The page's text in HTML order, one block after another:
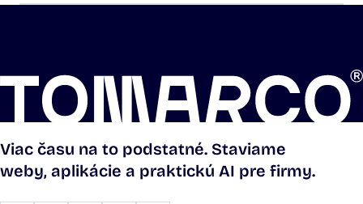
Viac času na to podstatné. Staviame
weby, aplikácie a praktickú AI pre firmy.